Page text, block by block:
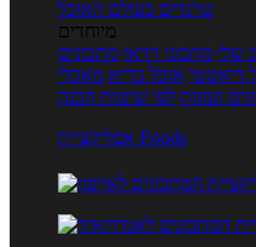
טרנדים בעולם האוכל
מיוחדים
שלי מתכוני וידאו מתכונים
דיאטטי אוכל בריא מאכלי
ועונות לפי שיטות הכנה
אפליקציית Foods